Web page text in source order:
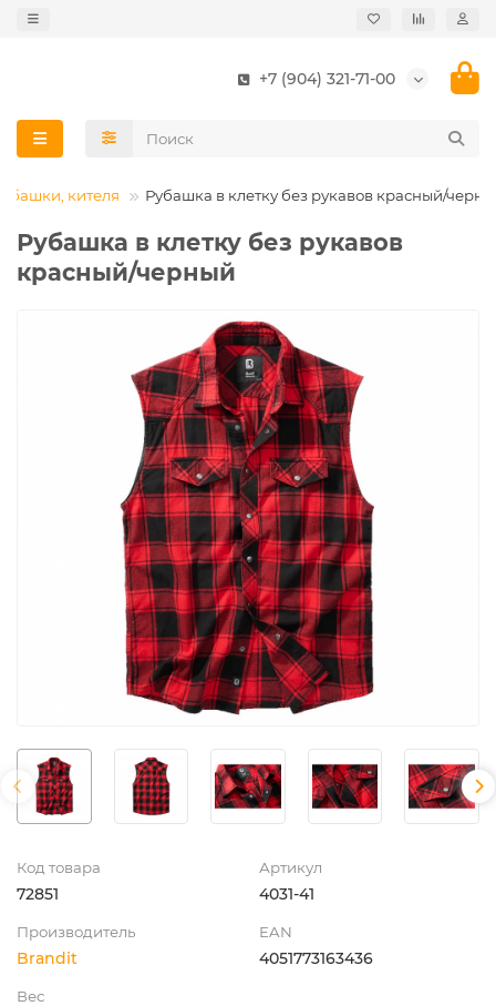
+7 (904) 321-71-00
кителя Рубашка в клетку без рукавов красный/
Рубашка в клетку без рукавов
красный/черный
Код товара
72851
Артикул
4031-41
Производитель
Brandit
EAN
4051773163436
Вес